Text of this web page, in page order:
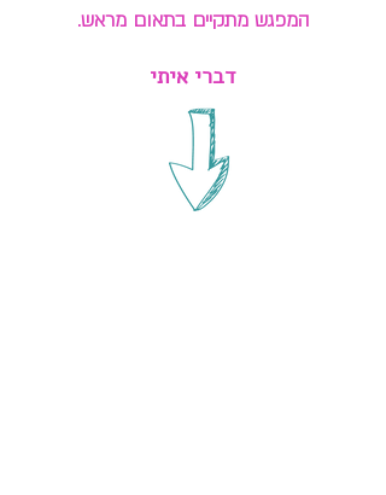
המפגש מתקיים בתאום מראש.
דברי איתי